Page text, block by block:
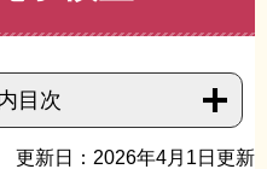
目次
更新日：2026年4月1日更新